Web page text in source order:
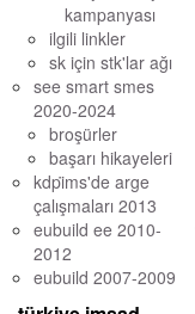
kampanyası
ilgili linkler
sk için stk'lar ağı
see smart smes
2020-2024
broşürler
başarı hikayeleri
kdpi̇ms'de arge ç
alışmaları 2013
eubuild ee 2010-
2012
eubuild 2007-2009